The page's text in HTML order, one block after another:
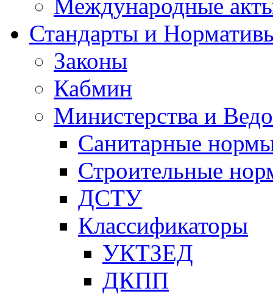
Международные
Стандарты и
Законы
Кабмин
Министерства и
Санитарные
Строительные
ДСТУ
Классификаторы
УКТЗЕД
ДКПП